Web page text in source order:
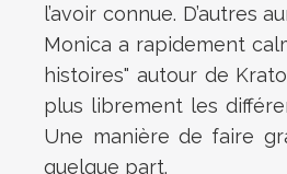
l’avoir connue.
Monica a rapidement
histoires" autour de
plus librement les
Une manière de faire
quelque part.